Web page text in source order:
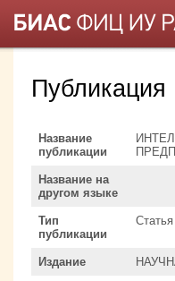
Название
публикации
Название на
другом языке
Тип
публикации
Статья
Издание